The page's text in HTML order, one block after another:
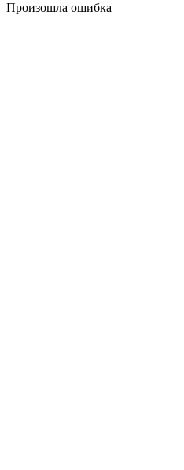
Произошла ошибка